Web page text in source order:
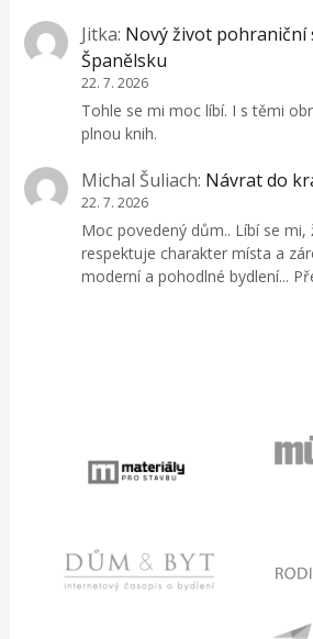
Jitka: Nový život pohraniční
Španělsku
22. 7. 2026
Tohle se mi moc líbí. I s těmi
plnou knih.
Michal Šuliach: Návrat do
22. 7. 2026
Moc povedený dům.. Líbí se mi,
respektuje charakter místa a
moderní a pohodlné bydlení...